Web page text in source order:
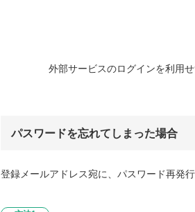
外部サービスのログインを利用
パスワードを忘れてしまった場合
登録メールアドレス宛に、パスワード再発